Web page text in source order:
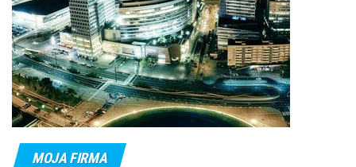
MOJA FIRMA